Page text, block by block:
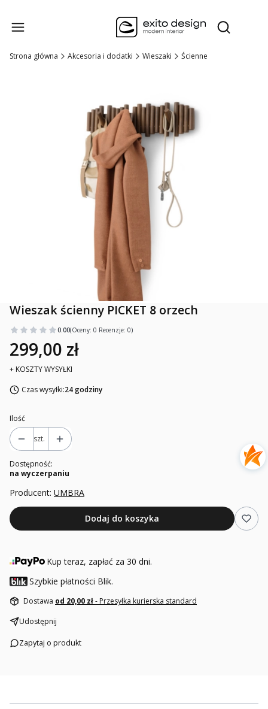
Otwórz
Strona główna Akcesoria i dodatki Wieszaki Ścienne
Wieszak ścienny PICKET 8 orzech
0.00(Oceny: 0 Recenzje: 0)
299,00 zł
+ KOSZTY WYSYŁKI
Czas wysyłki:24 godziny
Ilość
szt.
Dostępność:
na wyczerpaniu
Producent: UMBRA
Dodaj do koszyka
Kup teraz, zapłać za 30 dni.
Szybkie płatności Blik.
Dostawa od 20,00 zł- Przesyłka kurierska standard
Udostępnij
Zapytaj o produkt